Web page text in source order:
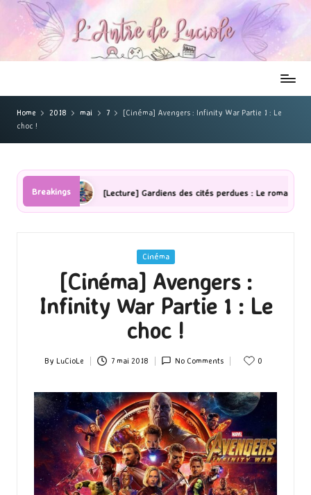
Home 2018 mai 7
[Cinéma] Avengers : Infinity War Partie 1 : Le
choc !
Breakings[Lecture] Gardiens des cités perdues : Le roman graphique
Posted
Cinéma
[Cinéma] Avengers :
Infinity War Partie 1 : Le
choc !
Posted
By LuCioLe 7 mai 2018 No Comments 0